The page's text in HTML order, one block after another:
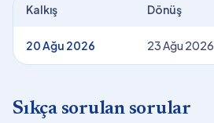
Kalkış Dönüş
20 Ağu 2026 23 Ağu 2026
Sıkça sorulan sorular